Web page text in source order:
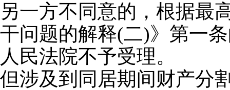
另一方不同意的，根据最
干问题的解释(二)》第一
人民法院不予受理。
但涉及到同居期间财产分